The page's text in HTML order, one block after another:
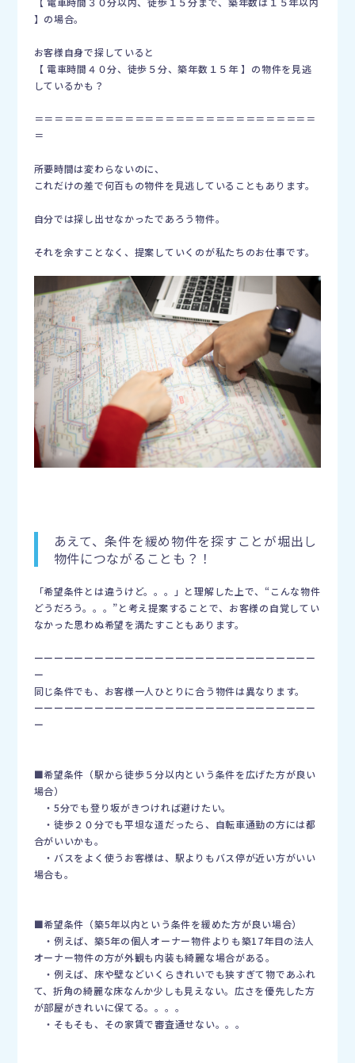
】の場合。
お客様自身で探していると
【 電車時間４０分、徒歩５分、築年数１５年 】の物件を見逃
しているかも？
＝＝＝＝＝＝＝＝＝＝＝＝＝＝＝＝＝＝＝＝＝＝＝＝＝＝＝＝
＝
所要時間は変わらないのに、
これだけの差で何百もの物件を見逃していることもあります。
自分では探し出せなかったであろう物件。
それを余すことなく、提案していくのが私たちのお仕事です。
あえて、条件を緩め物件を探すことが堀出し
物件につながることも？！
「希望条件とは違うけど。。。」と理解した上で、“こんな物件
どうだろう。。。”と考え提案することで、お客様の自覚してい
なかった思わぬ希望を満たすこともあります。
ーーーーーーーーーーーーーーーーーーーーーーーーーーーー
ー
同じ条件でも、お客様一人ひとりに合う物件は異なります。
ーーーーーーーーーーーーーーーーーーーーーーーーーーーー
ー
■希望条件（駅から徒歩５分以内という条件を広げた方が良い
場合）
・5分でも登り坂がきつければ避けたい。
・徒歩２０分でも平坦な道だったら、自転車通勤の方には都
合がいいかも。
・バスをよく使うお客様は、駅よりもバス停が近い方がいい
場合も。
■希望条件（築5年以内という条件を緩めた方が良い場合）
・例えば、築5年の個人オーナー物件よりも築17年目の法人
オーナー物件の方が外観も内装も綺麗な場合がある。
・例えば、床や壁などいくらきれいでも狭すぎて物であふれ
て、折角の綺麗な床なんか少しも見えない。広さを優先した方
が部屋がきれいに保てる。。。。
・そもそも、その家賃で審査通せない。。。